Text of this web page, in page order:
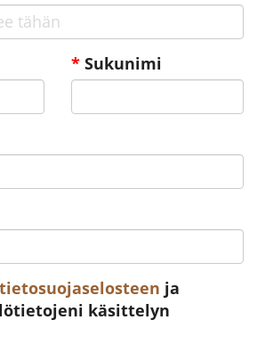
* Sukunimi
tietosuojaselosteen ja
käsittelyn